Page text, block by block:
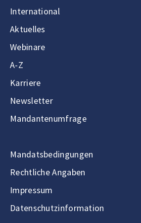
International
Aktuelles
Webinare
A-Z
Karriere
Newsletter
Mandantenumfrage
Mandatsbedingungen
Rechtliche Angaben
Impressum
Datenschutzinformation